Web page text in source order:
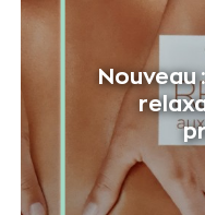
Nouveau